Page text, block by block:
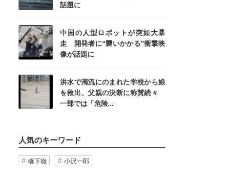
話題に
中国の人型ロボットが突如大暴
走 開発者に“襲いかかる”衝撃映
像が話題に
洪水で濁流にのまれた学校から娘
を救出、父親の決断に称賛続々
一部では「危険...
人気のキーワード
橋下徹 小沢一郎